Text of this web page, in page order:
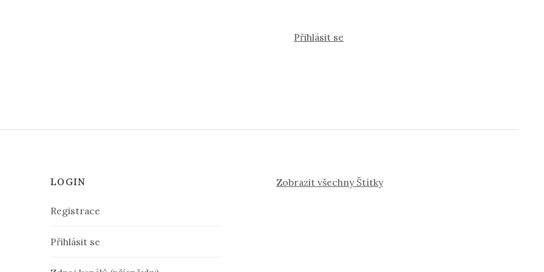
Přihlásit se
LOGIN
Registrace
Přihlásit se
Zobrazit všechny Štítky